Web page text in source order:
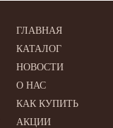
ГЛАВНАЯ
КАТАЛОГ
НОВОСТИ
О НАС
КАК КУПИТЬ
АКЦИИ